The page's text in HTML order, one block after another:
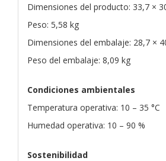
Dimensiones del producto: 33,7 ×
Peso: 5,58 kg
Dimensiones del embalaje: 28,7 ×
Peso del embalaje: 8,09 kg
Condiciones ambientales
Temperatura operativa: 10 – 35 °C
Humedad operativa: 10 – 90 %
Sostenibilidad